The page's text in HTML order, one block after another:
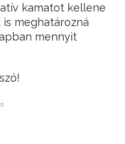
kamatot kellene
meghatározná
mennyit